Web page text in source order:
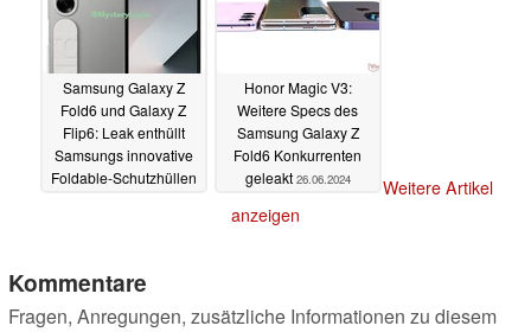
Samsung Galaxy Z
Fold6 und Galaxy Z
Flip6: Leak enthüllt
Samsungs innovative
Foldable-Schutzhüllen
Honor Magic V3:
Weitere Specs des
Samsung Galaxy Z
Fold6 Konkurrenten
geleakt 26.06.2024
Weitere Artikel
anzeigen
Kommentare
Fragen, Anregungen, zusätzliche Informationen zu diesem